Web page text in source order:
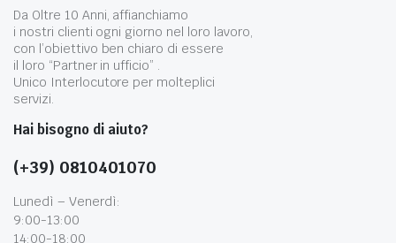
Da Oltre 10 Anni, affianchiamo
i nostri clienti ogni giorno nel loro lavoro,
con l’obiettivo ben chiaro di essere
il loro “Partner in ufficio” .
Unico Interlocutore per molteplici
servizi.
Hai bisogno di aiuto?
(+39) 0810401070
Lunedì – Venerdì:
9:00-13:00
14:00-18:00